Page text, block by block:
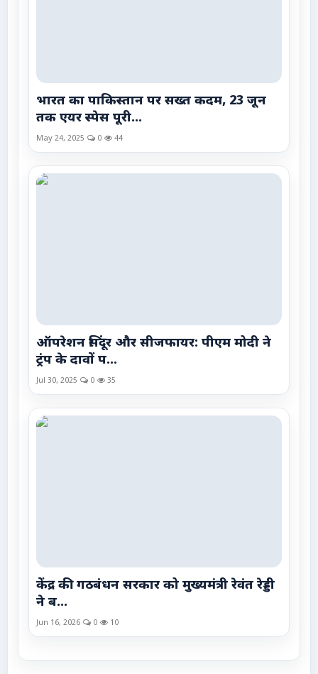
भारत का पाकिस्तान पर सख्त कदम, 23 जून
तक एयर स्पेस पूरी...
May 24, 2025 0 44
ऑपरेशन सिंदूर और सीजफायर: पीएम मोदी ने
ट्रंप के दावों प...
Jul 30, 2025 0 35
केंद्र की गठबंधन सरकार को मुख्यमंत्री रेवंत रेड्डी
ने ब...
Jun 16, 2026 0 10